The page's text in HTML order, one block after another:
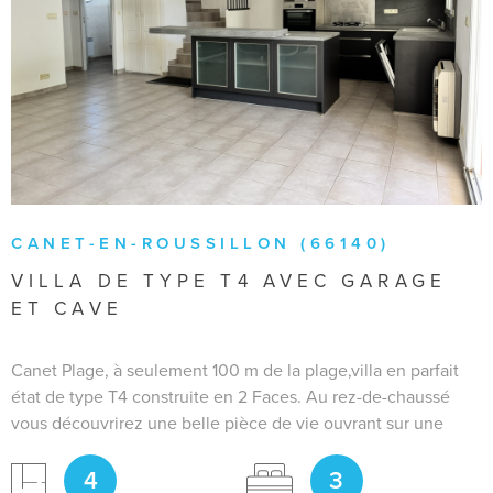
CANET-EN-ROUSSILLON (66140)
VILLA DE TYPE T4 AVEC GARAGE
ET CAVE
Canet Plage, à seulement 100 m de la plage,villa en parfait
état de type T4 construite en 2 Faces. Au rez-de-chaussé
vous découvrirez une belle pièce de vie ouvrant sur une
spacieuse terrasse aménagée avec une pergola
bioclimatique, une cuisine aménagfée et ouverte sur le
4 3
VOIR LE BIEN